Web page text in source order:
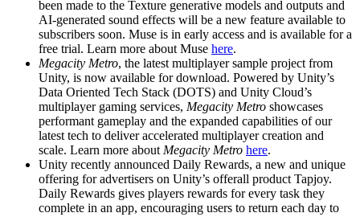
been made to the Texture generative models and outputs and
AI-generated sound effects will be a new feature available to
subscribers soon. Muse is in early access and is available for a
free trial. Learn more about Muse here.
Megacity Metro, the latest multiplayer sample project from
Unity, is now available for download. Powered by Unity’s
Data Oriented Tech Stack (DOTS) and Unity Cloud’s
multiplayer gaming services, Megacity Metro showcases
performant gameplay and the expanded capabilities of our
latest tech to deliver accelerated multiplayer creation and
scale. Learn more about Megacity Metro here.
Unity recently announced Daily Rewards, a new and unique
offering for advertisers on Unity’s offerall product Tapjoy.
Daily Rewards gives players rewards for every task they
complete in an app, encouraging users to return each day to